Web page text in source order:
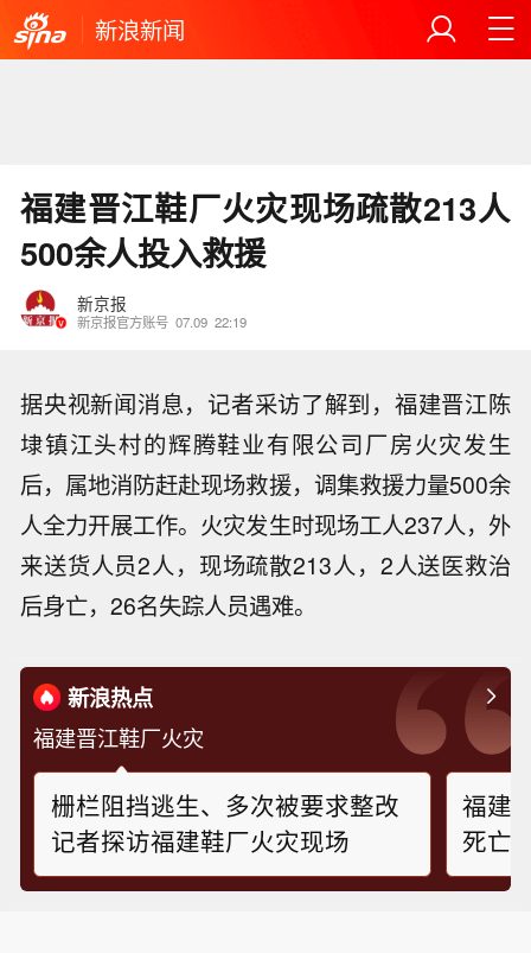
新浪新闻
福建晋江鞋厂火灾现场疏散213人
500余人投入救援
新京报
新京报官方账号 07.09 22:19
据央视新闻消息，记者采访了解到，福建晋江陈
埭镇江头村的辉腾鞋业有限公司厂房火灾发生
后，属地消防赶赴现场救援，调集救援力量500余
人全力开展工作。火灾发生时现场工人237人，外
来送货人员2人，现场疏散213人，2人送医救治
后身亡，26名失踪人员遇难。
新浪热点
福建晋江鞋厂火灾
栅栏阻挡逃生、多次被要求整改
记者探访福建鞋厂火灾现场
福建
死亡
阻，